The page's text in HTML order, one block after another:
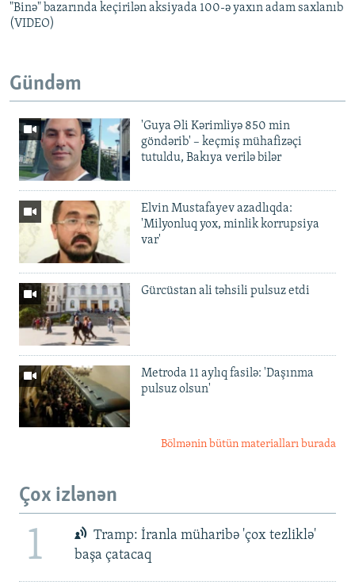
"Binə" bazarında keçirilən aksiyada 100-ə yaxın adam saxlanıb
(VIDEO)
Gündəm
'Guya Əli Kərimliyə 850 min
göndərib' – keçmiş mühafizəçi
tutuldu, Bakıya verilə bilər
Elvin Mustafayev azadlıqda:
'Milyonluq yox, minlik korrupsiya
var'
Gürcüstan ali təhsili pulsuz etdi
Metroda 11 aylıq fasilə: 'Daşınma
pulsuz olsun'
Bölmənin bütün materialları burada
Çox izlənən
1
Tramp: İranla müharibə 'çox tezliklə'
başa çatacaq